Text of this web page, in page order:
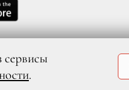
сервисы
.